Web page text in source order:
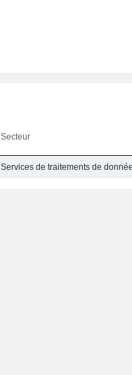
Secteur
Services de traitements de